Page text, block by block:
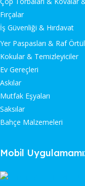
Fırçalar
İş Güvenliği & Hırdavat
Yer Paspasları & Raf
Kokular & Temizleyiciler
Ev Gereçleri
Askılar
Mutfak Eşyaları
Saksılar
Bahçe Malzemeleri
Mobil